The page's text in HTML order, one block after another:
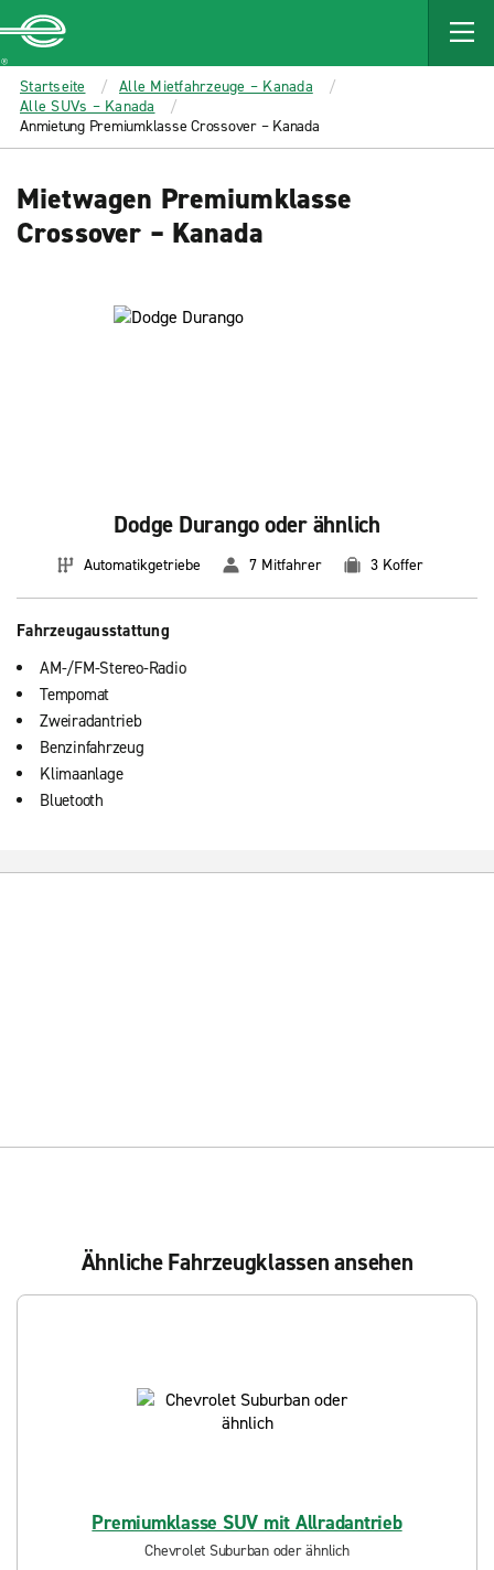
MAIN
CONTENT
Enterprise
Startseite
Alle Mietfahrzeuge – Kanada
Alle SUVs – Kanada
Anmietung Premiumklasse Crossover – Kanada
Mietwagen Premiumklasse
Crossover – Kanada
Dodge Durango oder ähnlich
Automatikgetriebe 7 Mitfahrer 3 Koffer
Fahrzeugausstattung
AM-/FM-Stereo-Radio
Tempomat
Zweiradantrieb
Benzinfahrzeug
Klimaanlage
Bluetooth
Ähnliche Fahrzeugklassen ansehen
Premiumklasse SUV mit Allradantrieb
Chevrolet Suburban oder ähnlich